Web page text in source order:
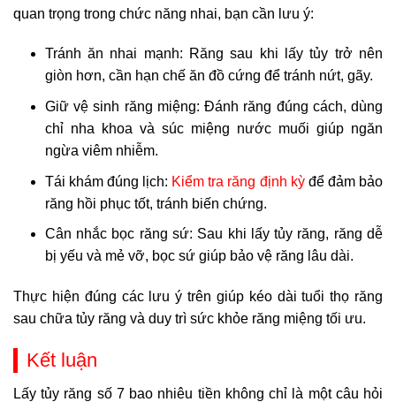
quan trọng trong chức năng nhai, bạn cần lưu ý:
Tránh ăn nhai mạnh: Răng sau khi lấy tủy trở nên
giòn hơn, cần hạn chế ăn đồ cứng để tránh nứt, gãy.
Giữ vệ sinh răng miệng: Đánh răng đúng cách, dùng
chỉ nha khoa và súc miệng nước muối giúp ngăn
ngừa viêm nhiễm.
Tái khám đúng lịch: Kiểm tra răng định kỳđể đảm bảo
răng hồi phục tốt, tránh biến chứng.
Cân nhắc bọc răng sứ: Sau khi lấy tủy răng, răng dễ
bị yếu và mẻ vỡ, bọc sứ giúp bảo vệ răng lâu dài.
Thực hiện đúng các lưu ý trên giúp kéo dài tuổi thọ răng
sau chữa tủy răng và duy trì sức khỏe răng miệng tối ưu.
Kết luận
Lấy tủy răng số 7 bao nhiêu tiền không chỉ là một câu hỏi